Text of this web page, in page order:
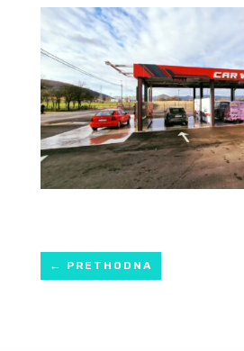
← PRETHODNA